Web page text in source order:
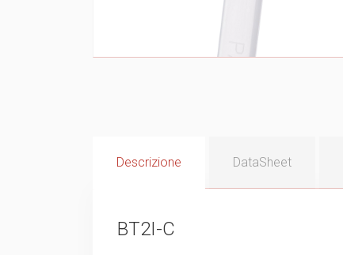
Descrizione DataSheet
BT2I-C